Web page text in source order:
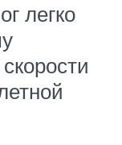
легко